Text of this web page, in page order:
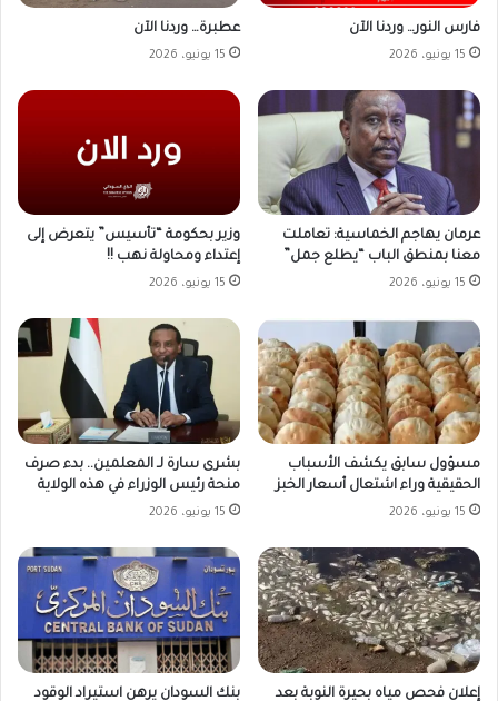
فارس النور… وردنا الآن
15 يونيو، 2026
عطبرة… وردنا الآن
15 يونيو، 2026
عرمان يهاجم الخماسية: تعاملت
معنا بمنطق الباب “يطلع جمل”
15 يونيو، 2026
وزير بحكومة “تأسيس” يتعرض إلى
إعتداء ومحاولة نهب !!
15 يونيو، 2026
مسؤول سابق يكشف الأسباب
الحقيقية وراء اشتعال أسعار الخبز
15 يونيو، 2026
بشرى سارة لـ المعلمين.. بدء صرف
منحة رئيس الوزراء في هذه الولاية
15 يونيو، 2026
إعلان فحص مياه بحيرة النوبة بعد
بنك السودان يرهن استيراد الوقود